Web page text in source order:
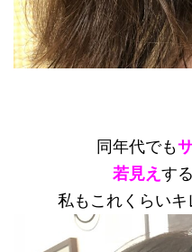
同年代でも
若見え す
私もこれくらい